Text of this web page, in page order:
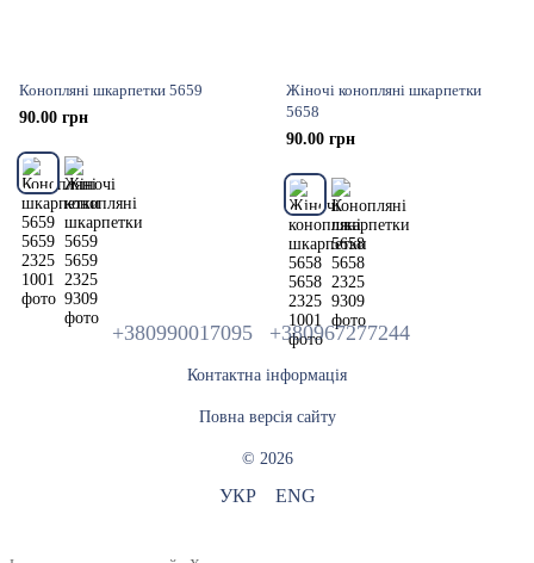
Конопляні шкарпетки 5659
90.00 грн
Жіночі конопляні шкарпетки
5658
90.00 грн
+380990017095 +380967277244
Контактна інформація
Повна версія сайту
© 2026
УКР ENG